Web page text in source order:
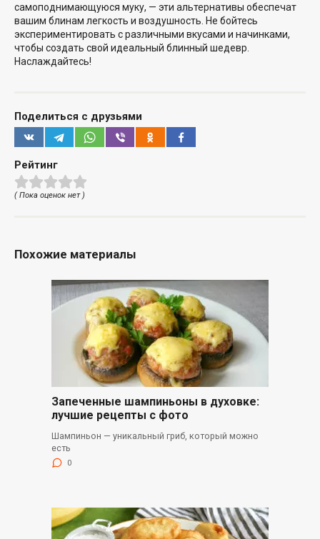
самоподнимающуюся муку, — эти альтернативы обеспечат
вашим блинам легкость и воздушность. Не бойтесь
экспериментировать с различными вкусами и начинками,
чтобы создать свой идеальный блинный шедевр
Наслаждайтесь!
Поделиться с друзьями
Рейтинг
( Пока оценок нет )
Похожие материалы
Запеченные шампиньоны в духовке:
лучшие рецепты с фото
Шампиньон — уникальный гриб, который можно
есть
0